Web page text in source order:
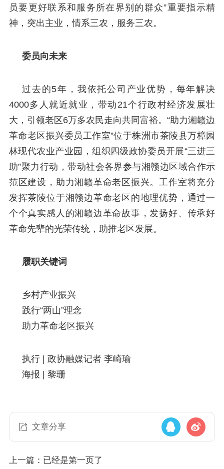
员要更好联系和服务所在界别的群众”重要指示精
神，突出主业，情系三农，服务三农。
委员向未来
过去的5年，我依托公司产业优势，每年解决
4000多人就近就业，带动21个行政村经济发展壮
大，引领老区6万多农民走向共同富裕。“助力湘赣边
革命老区振兴委员工作室”位于株洲市茶陵县万樟园
林现代农业产业园，组织四级政协委员开展“三进三
助”聚力行动，带动社会各界参与湘赣边区域合作示
范区建设，助力湘赣革命老区振兴。工作室将充分
发挥茶陵位于湘赣边革命老区的地理优势，通过一
个个真实感人的湘赣边革命故事，发扬好、传承好
革命先辈的光荣传统，助推老区发展。
履职关键词
乡村产业振兴
践行“两山”理念
助力革命老区振兴
执行 | 政协融媒记者 李崎瑜
海报 | 黎珊
文章分享
上一篇：已经是第一页了